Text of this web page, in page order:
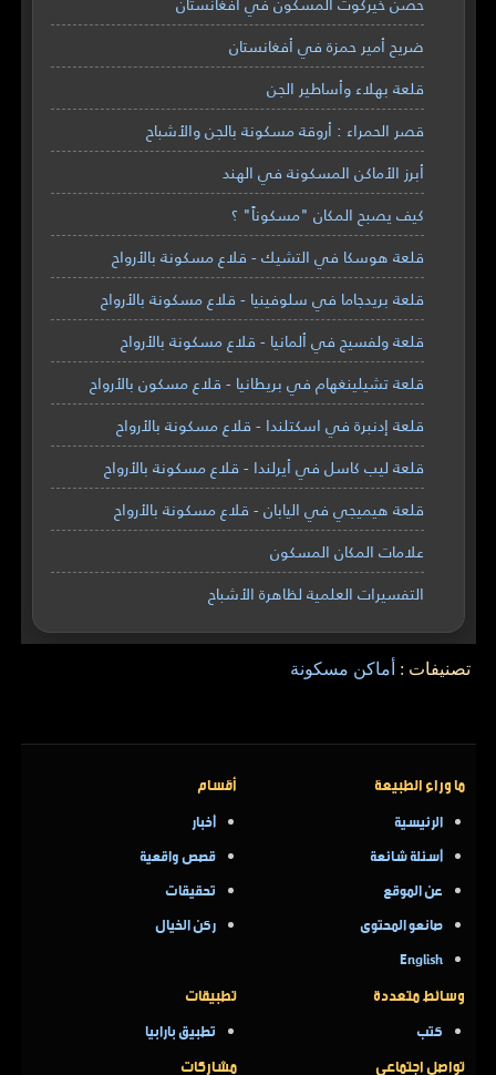
ضريح أمير حمزة في أفغانستان
قلعة بهلاء وأساطير الجن
قصر الحمراء : أروقة مسكونة بالجن والأشباح
أبرز الأماكن المسكونة في الهند
كيف يصبح المكان "مسكوناً" ؟
قلعة هوسكا في التشيك - قلاع مسكونة بالأرواح
قلعة بريدجاما في سلوفينيا - قلاع مسكونة بالأرواح
قلعة ولفسيج في ألمانيا - قلاع مسكونة بالأرواح
قلعة تشيلينغهام في بريطانيا - قلاع مسكون بالأرواح
قلعة إدنبرة في اسكتلندا - قلاع مسكونة بالأرواح
قلعة ليب كاسل في أيرلندا - قلاع مسكونة بالأرواح
قلعة هيميجي في اليابان - قلاع مسكونة بالأرواح
علامات المكان المسكون
التفسيرات العلمية لظاهرة الأشباح
تصنيفات : أماكن مسكونة
ما وراء الطبيعة
الرئيسية
أسئلة شائعة
عن الموقع
صانعو المحتوى
English
أقسام
أخبار
قصص واقعية
تحقيقات
ركن الخيال
وسائط متعددة
كتب
تطبيقات
تطبيق بارابيا
تواصل اجتماعي مشاركات